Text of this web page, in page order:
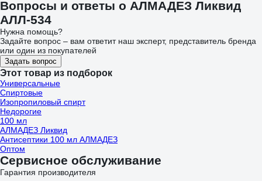
Вопросы и ответы о АЛМАДЕЗ Ликвид
АЛЛ-534
Нужна помощь?
Задайте вопрос – вам ответит наш эксперт, представитель бренда
или один из покупателей
Задать вопрос
Этот товар из подборок
Универсальные
Спиртовые
Изопропиловый спирт
Недорогие
100 мл
АЛМАДЕЗ Ликвид
Антисептики 100 мл АЛМАДЕЗ
Оптом
Сервисное обслуживание
Гарантия производителя